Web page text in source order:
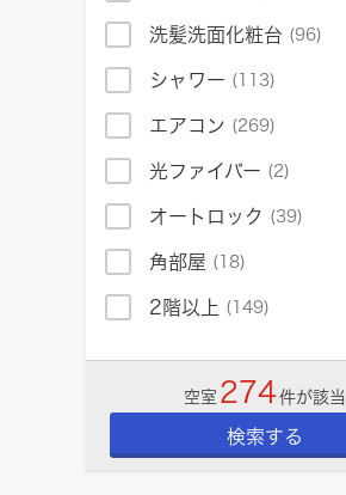
洗髪洗面化粧台 (96)
シャワー (113)
エアコン (269)
光ファイバー (2)
オートロック (39)
角部屋 (18)
2階以上 (149)
空室 274件が該当
検索する